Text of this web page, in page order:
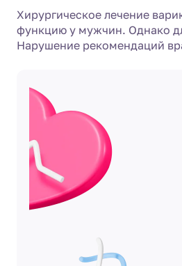
Хирургическое лечение
функцию у мужчин. Однако
Нарушение рекомендаций